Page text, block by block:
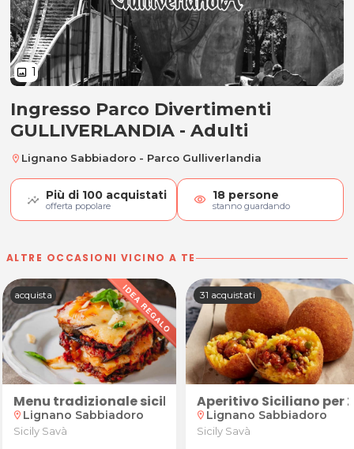
image 1
Ingresso Parco Divertimenti -
Ingresso Parco Divertimenti
GULLIVERLANDIA - Adulti
location_on Lignano Sabbiadoro - Parco Gulliverlandia
Più di 100 acquistati
offerta popolare visibility 18 persone
stanno guardando
ALTRE OCCASIONI VICINO A TE
di Lignano Sabbiadoro (UD)
(UD)
docce, campi da gioco e altro) al Camping
da gioco e altro) al Camping Girasole di Lignano
i servizi disponibili (area pic-nic, docce,
eventuali bambini con possibilità di utilizzare
di utilizzare tutti i servizi disponibili del
speciale, bibita, caffè e amaro per 2 persone da
acquista
Menu tradizionale siciliano di terra o di mare per
location_on Lignano Sabbiadoro
Sicily Savà
31 acquistati
Aperitivo Siciliano per
location_on Lignano Sabbiadoro
Sicily Savà